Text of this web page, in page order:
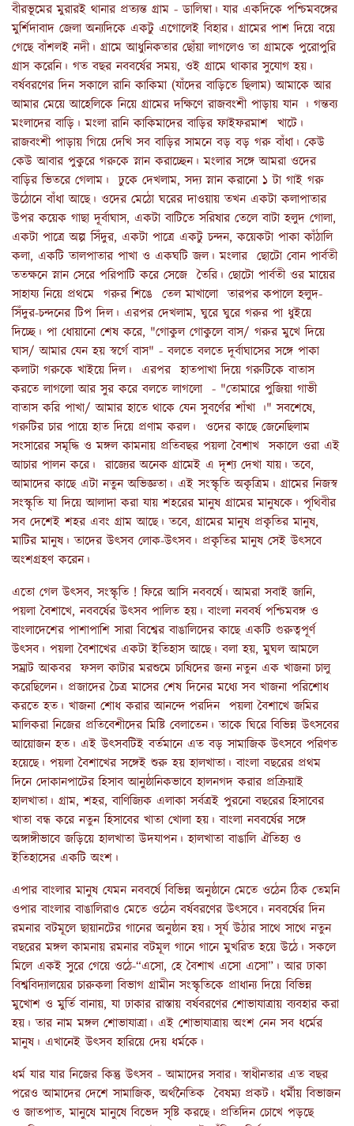
বীরভূমের মুরারই থানার প্রত্যন্ত গ্রাম - ডালিম্বা। যার একদিকে পশ্চিমবঙ্গের
মুর্শিদাবাদ জেলা অন্যদিকে একটু এগোলেই বিহার। গ্রামের পাশ দিয়ে বয়ে
গেছে বাঁশলই নদী। গ্রামে আধুনিকতার ছোঁয়া লাগলেও তা গ্রামকে পুরোপুরি
গ্রাস করেনি। গত বছর নববর্ষের সময়, ওই গ্রামে থাকার সুযোগ হয়।
বর্ষবরণের দিন সকালে রানি কাকিমা (যাঁদের বাড়িতে ছিলাম) আমাকে আর
আমার মেয়ে আহেলিকে নিয়ে গ্রামের দক্ষিণে রাজবংশী পাড়ায় যান । গন্তব্য
মংলাদের বাড়ি। মংলা রানি কাকিমাদের বাড়ির ফাইফরমাশ খাটে।
রাজবংশী পাড়ায় গিয়ে দেখি সব বাড়ির সামনে বড় বড় গরু বাঁধা। কেউ
কেউ আবার পুকুরে গরুকে স্নান করাচ্ছেন। মংলার সঙ্গে আমরা ওদের
বাড়ির ভিতরে গেলাম। ঢুকে দেখলাম, সদ্য স্নান করানো ১ টা গাই গরু
উঠোনে বাঁধা আছে। ওদের মেঠো ঘরের দাওয়ায় তখন একটা কলাপাতার
উপর কয়েক গাছা দূর্বাঘাস, একটা বাটিতে সরিষার তেলে বাটা হলুদ গোলা,
একটা পাত্রে অল্প সিঁদুর, একটা পাত্রে একটু চন্দন, কয়েকটা পাকা কাঁঠালি
কলা, একটি তালপাতার পাখা ও একঘটি জল। মংলার ছোটো বোন পার্বতী
ততক্ষনে স্নান সেরে পরিপাটি করে সেজে তৈরি। ছোটো পার্বতী ওর মায়ের
সাহায্য নিয়ে প্রথমে গরুর শিঙে তেল মাখালো তারপর কপালে হলুদ-
সিঁদুর-চন্দনের টিপ দিল। এরপর দেখলাম, ঘুরে ঘুরে গরুর পা ধুইয়ে
দিচ্ছে। পা ধোয়ানো শেষ করে, "গোকুল গোকুলে বাস/ গরুর মুখে দিয়ে
ঘাস/ আমার যেন হয় স্বর্গে বাস" - বলতে বলতে দূর্বাঘাসের সঙ্গে পাকা
কলাটা গরুকে খাইয়ে দিল। এরপর হাতপাখা দিয়ে গরুটিকে বাতাস
করতে লাগলো আর সুর করে বলতে লাগলো - "তোমারে পুজিয়া গাভী
বাতাস করি পাখা/ আমার হাতে থাকে যেন সুবর্ণের শাঁখা ।" সবশেষে,
গরুটির চার পায়ে হাত দিয়ে প্রণাম করল। ওদের কাছে জেনেছিলাম
সংসারের সমৃদ্ধি ও মঙ্গল কামনায় প্রতিবছর পয়লা বৈশাখ সকালে ওরা এই
আচার পালন করে। রাজ্যের অনেক গ্রামেই এ দৃশ্য দেখা যায়। তবে,
আমাদের কাছে এটা নতুন অভিজ্ঞতা। এই সংস্কৃতি অকৃত্রিম। গ্রামের নিজস্ব
সংস্কৃতি যা দিয়ে আলাদা করা যায় শহরের মানুষ গ্রামের মানুষকে। পৃথিবীর
সব দেশেই শহর এবং গ্রাম আছে। তবে, গ্রামের মানুষ প্রকৃতির মানুষ,
মাটির মানুষ। তাদের উৎসব লোক-উৎসব। প্রকৃতির মানুষ সেই উৎসবে
অংশগ্রহণ করেন।
এতো গেল উৎসব, সংস্কৃতি ! ফিরে আসি নববর্ষে। আমরা সবাই জানি,
পয়লা বৈশাখে, নববর্ষের উৎসব পালিত হয়। বাংলা নববর্ষ পশ্চিমবঙ্গ ও
বাংলাদেশের পাশাপাশি সারা বিশ্বের বাঙালিদের কাছে একটি গুরুত্বপূর্ণ
উৎসব। পয়লা বৈশাখের একটা ইতিহাস আছে। বলা হয়, মুঘল আমলে
সম্রাট আকবর ফসল কাটার মরশুমে চাষিদের জন্য নতুন এক খাজনা চালু
করেছিলেন। প্রজাদের চৈত্র মাসের শেষ দিনের মধ্যে সব খাজনা পরিশোধ
করতে হত। খাজনা শোধ করার আনন্দে পরদিন পয়লা বৈশাখে জমির
মালিকরা নিজের প্রতিবেশীদের মিষ্টি বেলাতেন। তাকে ঘিরে বিভিন্ন উৎসবের
আয়োজন হত। এই উৎসবটিই বর্তমানে এত বড় সামাজিক উৎসবে পরিণত
হয়েছে। পয়লা বৈশাখের সঙ্গেই শুরু হয় হালখাতা। বাংলা বছরের প্রথম
দিনে দোকানপাটের হিসাব আনুষ্ঠানিকভাবে হালনগদ করার প্রক্রিয়াই
হালখাতা। গ্রাম, শহর, বাণিজ্যিক এলাকা সর্বত্রই পুরনো বছরের হিসাবের
খাতা বন্ধ করে নতুন হিসাবের খাতা খোলা হয়। বাংলা নববর্ষের সঙ্গে
অঙ্গাঙ্গীভাবে জড়িয়ে হালখাতা উদযাপন। হালখাতা বাঙালি ঐতিহ্য ও
ইতিহাসের একটি অংশ।
এপার বাংলার মানুষ যেমন নববর্ষে বিভিন্ন অনুষ্ঠানে মেতে ওঠেন ঠিক তেমনি
ওপার বাংলার বাঙালিরাও মেতে ওঠেন বর্ষবরণের উৎসবে। নববর্ষের দিন
রমনার বটমূলে ছায়ানটের গানের অনুষ্ঠান হয়। সূর্য উঠার সাথে সাথে নতুন
বছরের মঙ্গল কামনায় রমনার বটমূল গানে গানে মুখরিত হয়ে উঠে। সকলে
মিলে একই সুরে গেয়ে ওঠে-“এসো, হে বৈশাখ এসো এসো”। আর ঢাকা
বিশ্ববিদ্যালয়ের চারুকলা বিভাগ গ্রামীন সংস্কৃতিকে প্রাধান্য দিয়ে বিভিন্ন
মুখোশ ও মুর্তি বানায়, যা ঢাকার রাস্তায় বর্ষবরণের শোভাযাত্রায় ব্যবহার করা
হয়। তার নাম মঙ্গল শোভাযাত্রা। এই শোভাযাত্রায় অংশ নেন সব ধর্মের
মানুষ। এখানেই উৎসব হারিয়ে দেয় ধর্মকে।
ধর্ম যার যার নিজের কিন্তু উৎসব - আমাদের সবার। স্বাধীনতার এত বছর
পরেও আমাদের দেশে সামাজিক, অর্থনৈতিক বৈষম্য প্রকট। ধর্মীয় বিভাজন
ও জাতপাত, মানুষে মানুষে বিভেদ সৃষ্টি করছে। প্রতিদিন চোখে পড়ছে